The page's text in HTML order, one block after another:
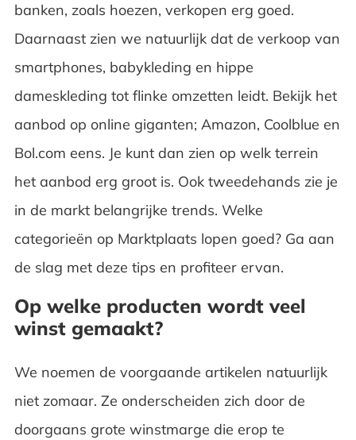
banken, zoals hoezen, verkopen erg goed.
Daarnaast zien we natuurlijk dat de verkoop van
smartphones, babykleding en hippe
dameskleding tot flinke omzetten leidt. Bekijk het
aanbod op online giganten; Amazon, Coolblue en
Bol.com eens. Je kunt dan zien op welk terrein
het aanbod erg groot is. Ook tweedehands zie je
in de markt belangrijke trends. Welke
categorieën op Marktplaats lopen goed? Ga aan
de slag met deze tips en profiteer ervan.
Op welke producten wordt veel
winst gemaakt?
We noemen de voorgaande artikelen natuurlijk
niet zomaar. Ze onderscheiden zich door de
doorgaans grote winstmarge die erop te